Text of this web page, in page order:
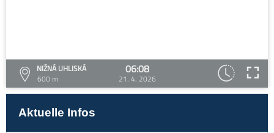
NIŽNÁ UHLISKÁ
600 m
06:08
21. 4. 2026
Aktuelle Infos